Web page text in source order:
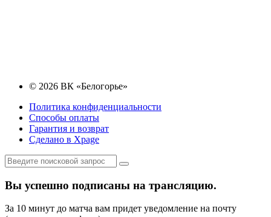
© 2026 ВК «Белогорье»
Политика конфиденциальности
Способы оплаты
Гарантия и возврат
Сделано в Xpage
Вы успешно подписаны на трансляцию.
За 10 минут до матча вам придет уведомление на почту